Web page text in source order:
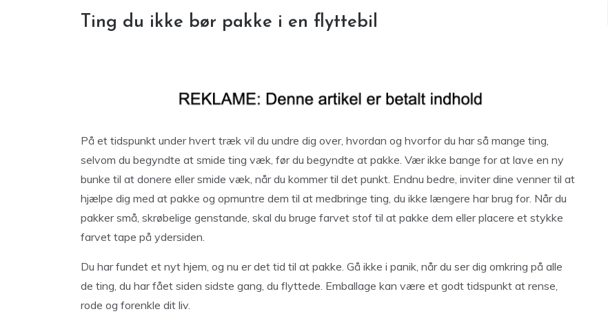
Ting du ikke bør pakke i en flyttebil
På et tidspunkt under hvert træk vil du undre dig over, hvordan og hvorfor du har så mange ting,
selvom du begyndte at smide ting væk, før du begyndte at pakke. Vær ikke bange for at lave en ny
bunke til at donere eller smide væk, når du kommer til det punkt. Endnu bedre, inviter dine venner til at
hjælpe dig med at pakke og opmuntre dem til at medbringe ting, du ikke længere har brug for. Når du
pakker små, skrøbelige genstande, skal du bruge farvet stof til at pakke dem eller placere et stykke
farvet tape på ydersiden.
Du har fundet et nyt hjem, og nu er det tid til at pakke. Gå ikke i panik, når du ser dig omkring på alle
de ting, du har fået siden sidste gang, du flyttede. Emballage kan være et godt tidspunkt at rense,
rode og forenkle dit liv.